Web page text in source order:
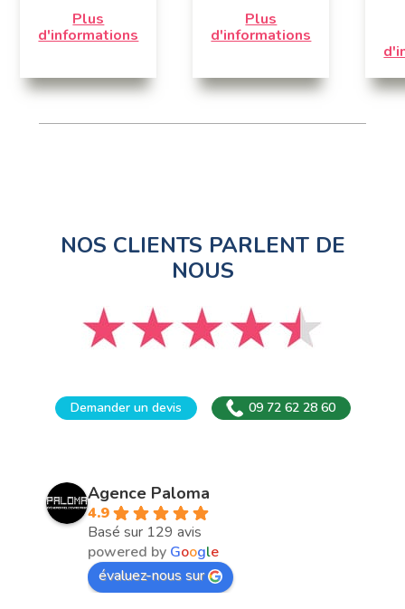
Plus
d'informations
Plus
d'informations
NOS CLIENTS PARLENT DE
NOUS
Demander un devis 09 72 62 28 60
Agence Paloma
4.9
Basé sur 129 avis
powered by Google
évaluez-nous sur